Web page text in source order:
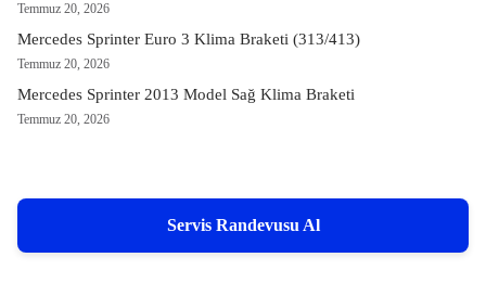
Temmuz 20, 2026
Mercedes Sprinter Euro 3 Klima Braketi (313/413)
Temmuz 20, 2026
Mercedes Sprinter 2013 Model Sağ Klima Braketi
Temmuz 20, 2026
Servis Randevusu Al